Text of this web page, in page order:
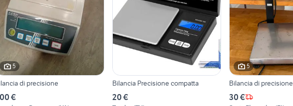
5
di precisione
€
Bilancia Precisione compatta
20 €
5
Bilancia di precisione
30 €